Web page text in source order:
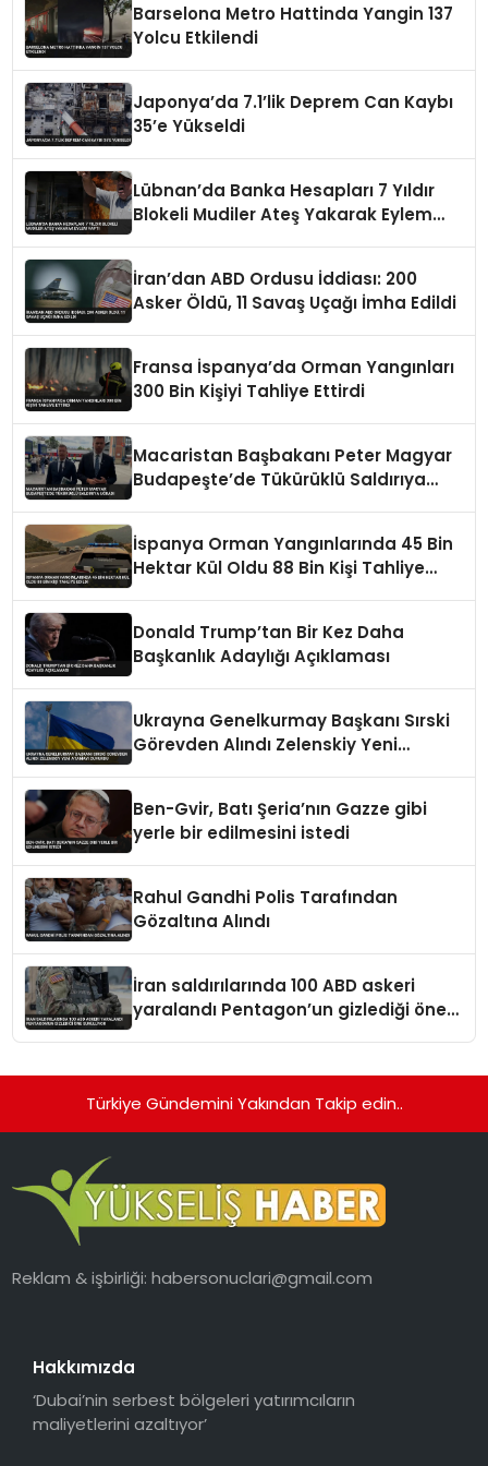
Barselona Metro Hattinda Yangin 137
Yolcu Etkilendi
Japonya’da 7.1’lik Deprem Can Kaybı
35’e Yükseldi
Lübnan’da Banka Hesapları 7 Yıldır
Blokeli Mudiler Ateş Yakarak Eylem
İran’dan ABD Ordusu İddiası: 200
Asker Öldü, 11 Savaş Uçağı İmha Edildi
Fransa İspanya’da Orman Yangınları
300 Bin Kişiyi Tahliye Ettirdi
Macaristan Başbakanı Peter Magyar
Budapeşte’de Tükürüklü Saldırıya
İspanya Orman Yangınlarında 45 Bin
Hektar Kül Oldu 88 Bin Kişi Tahliye
Donald Trump’tan Bir Kez Daha
Başkanlık Adaylığı Açıklaması
Ukrayna Genelkurmay Başkanı Sırski
Görevden Alındı Zelenskiy Yeni
Ben-Gvir, Batı Şeria’nın Gazze gibi
yerle bir edilmesini istedi
Rahul Gandhi Polis Tarafından
Gözaltına Alındı
İran saldırılarında 100 ABD askeri
yaralandı Pentagon’un gizlediği öne
Türkiye Gündemini Yakından Takip edin..
Reklam & işbirliği:habersonuclari@gmail.com
Hakkımızda
‘Dubai’nin serbest bölgeleri yatırımcıların
maliyetlerini azaltıyor’